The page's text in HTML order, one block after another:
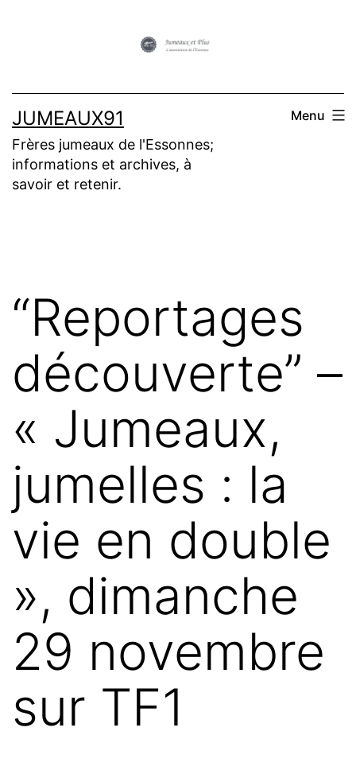
JUMEAUX91
Frères jumeaux de l'Essonnes;
informations et archives, à
savoir et retenir.
Menu
“Reportages
découverte” –
« Jumeaux,
jumelles : la
vie en double
», dimanche
29 novembre
sur TF1